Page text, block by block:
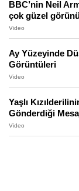
BBC’nin Neil
çok güzel
Video
Ay Yüzeyinde
Görüntüleri
Video
Yaşlı
Gönderdiği
Video